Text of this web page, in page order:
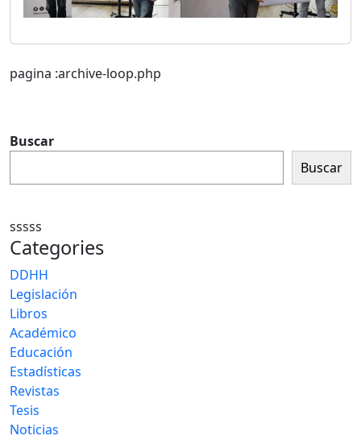
pagina :archive-loop.php
Buscar
Buscar
sssss
Categories
DDHH
Legislación
Libros
Académico
Educación
Estadísticas
Revistas
Tesis
Noticias